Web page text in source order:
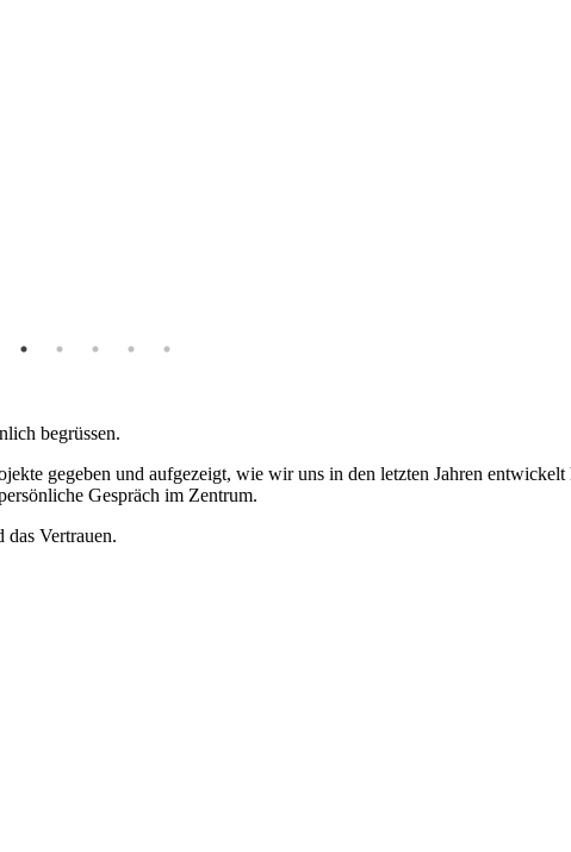
begrüssen.
gegeben und aufgezeigt, wie wir uns in den letzten Jahren
Gespräch im Zentrum.
Vertrauen.